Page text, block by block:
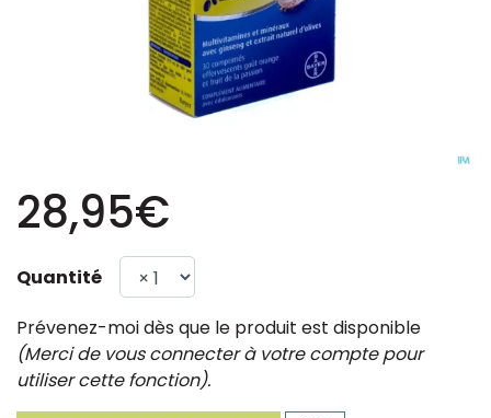
28,95€
Quantité
Prévenez-moi dès que le produit est disponible
(Merci de vous connecter à votre compte pour
utiliser cette fonction).